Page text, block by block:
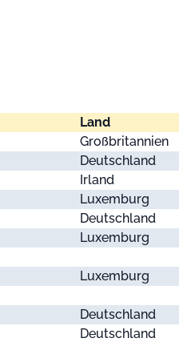
Land
Großbritannien
Deutschland
Irland
Luxemburg
Deutschland
Luxemburg
Luxemburg
Deutschland
Deutschland